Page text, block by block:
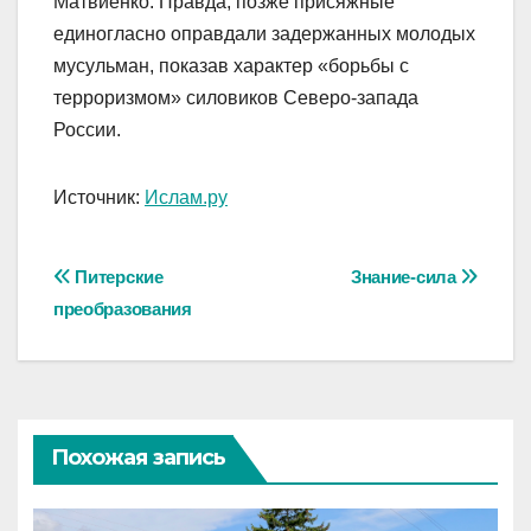
единогласно оправдали задержанных молодых
мусульман, показав характер «борьбы с
терроризмом» силовиков Северо-запада
России.
Источник: Ислам.ру
Навигация
по
Знание-сила
Питерские
преобразования
Похожая запись